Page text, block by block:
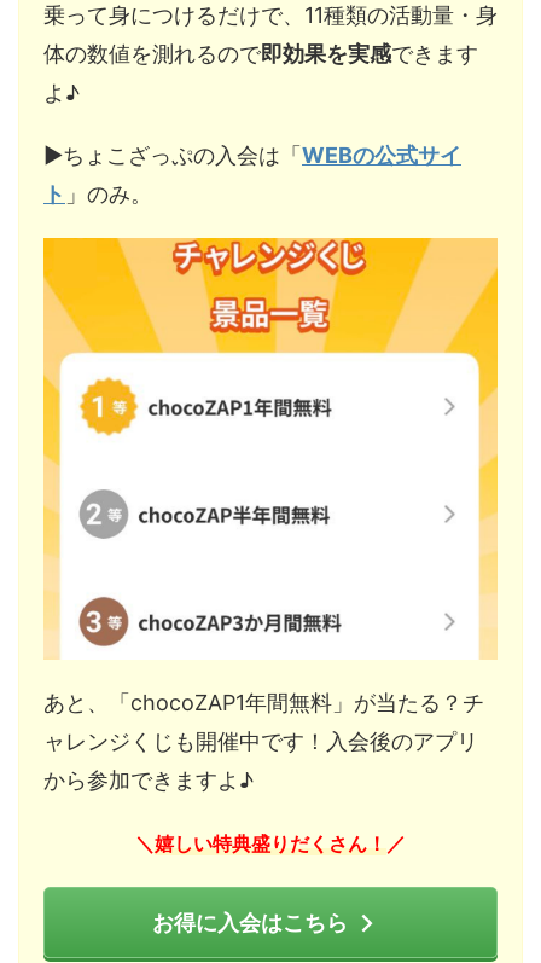
乗って身につけるだけで、11種類の活動量・身
体の数値を測れるので即効果を実感できます
よ♪
▶︎ちょこざっぷの入会は「WEBの公式サイ
ト 」のみ。
あと、「chocoZAP1年間無料」が当たる？チ
ャレンジくじも開催中です！入会後のアプリ
から参加できますよ♪
＼嬉しい特典盛りだくさん！ ／
お得に入会はこちら